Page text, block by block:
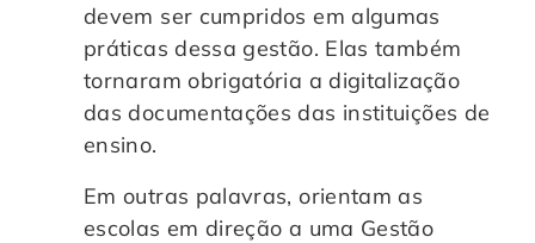
devem ser cumpridos em algumas
práticas dessa gestão. Elas também
tornaram obrigatória a digitalização
das documentações das instituições de
ensino.
Em outras palavras, orientam as
escolas em direção a uma Gestão